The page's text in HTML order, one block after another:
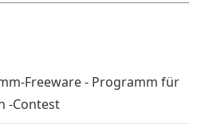
Freeware - Programm für
-Contest